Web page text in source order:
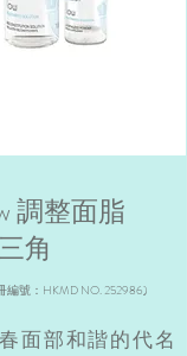
調整面脂
角
編號：HKMD NO. 252986)
面部和諧的代名